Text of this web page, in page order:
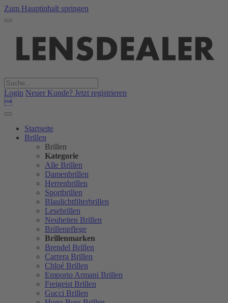
Zum Hauptinhalt springen
Login Neuer Kunde? Jetzt registrieren

Startseite
Brillen
Brillen
Kategorie
Alle Brillen
Damenbrillen
Herrenbrillen
Sportbrillen
Blaulichtfilterbrillen
Lesebrillen
Neuheiten Brillen
Brillenpflege
Brillenmarken
Brendel Brillen
Carrera Brillen
Chloé Brillen
Emporio Armani Brillen
Freigeist Brillen
Gucci Brillen